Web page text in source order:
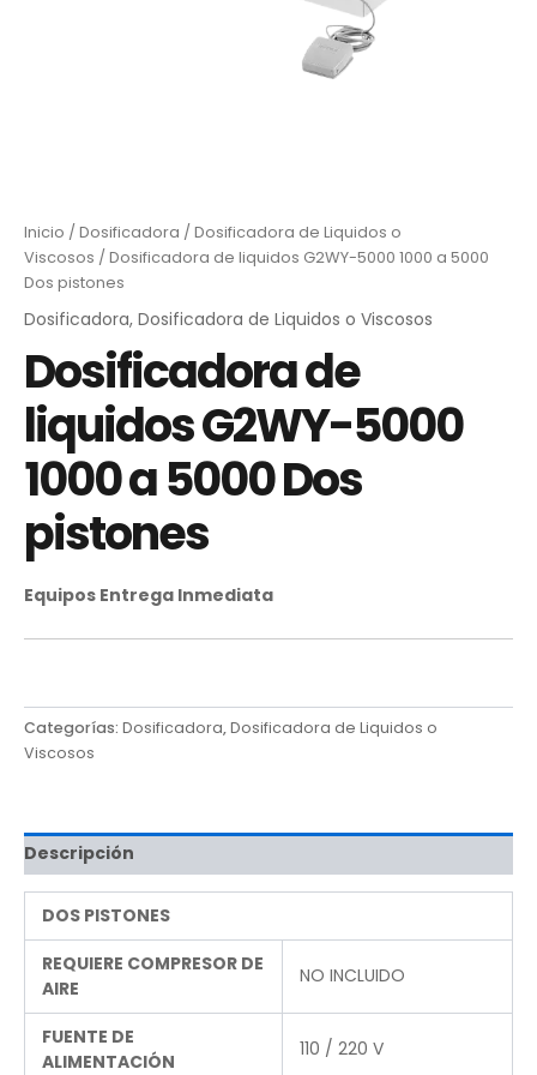
Inicio / Dosificadora / Dosificadora de Liquidos o
Viscosos / Dosificadora de liquidos G2WY-5000 1000 a 5000
Dos pistones
Dosificadora, Dosificadora de Liquidos o Viscosos
Dosificadora de
liquidos G2WY-5000
1000 a 5000 Dos
pistones
Equipos Entrega Inmediata
Categorías: Dosificadora,Dosificadora de Liquidos o
Viscosos
Descripción
DOS PISTONES
REQUIERE COMPRESOR DE
AIRE
NO INCLUIDO
FUENTE DE
ALIMENTACIÓN
110 / 220 V